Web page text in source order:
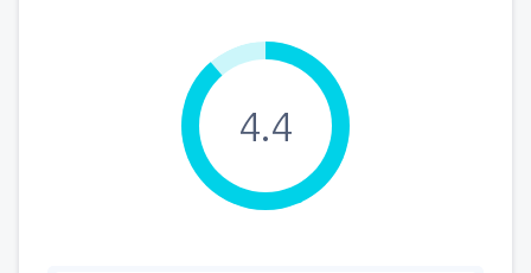
Osorno, Canal Bajo Carlos Hott
(ZOS)
55966
Castro, Mocopulli (MHC)
50686 CLP
4.4